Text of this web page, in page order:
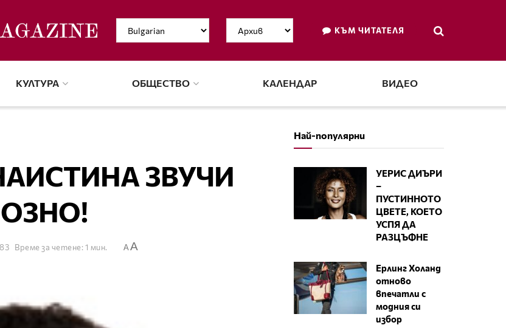
КЪМ ЧИТАТЕЛЯ
КУЛТУРА ОБЩЕСТВО КАЛЕНДАР ВИДЕО
ЗВУЧИ
Време за четене: 1 мин. AA
Най-популярни
УЕРИС ДИЪРИ
–
ПУСТИННОТО
ЦВЕТЕ, КОЕТО
УСПЯ ДА
РАЗЦЪФНЕ
Ерлинг Холанд
отново
впечатли с
модния си
избор